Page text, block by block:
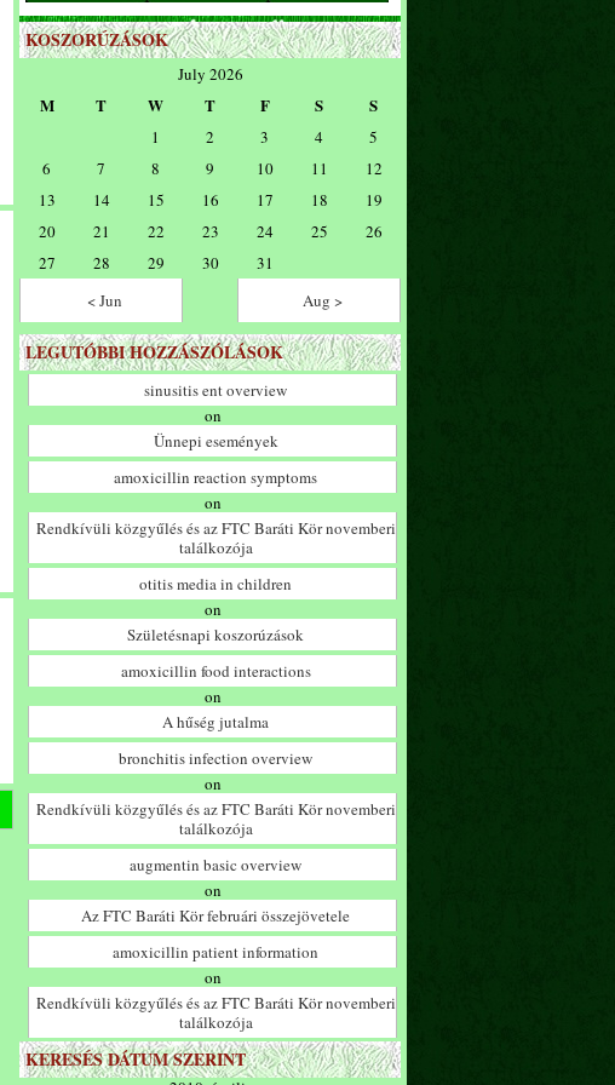
KOSZORÚZÁSOK
July 2026
M T W T F S S
1 2 3 4
5
6
7 8 9 10 11
12
13
14 15 16 17 18
19
20
21 22 23 24 25
26
27
28 29 30
31
< Jun
Aug >
LEGUTÓBBI HOZZÁSZÓLÁSOK
sinusitis ent overview
on
Ünnepi események
amoxicillin reaction symptoms
on
Rendkívüli közgyűlés és az FTC Baráti Kör novemberi
találkozója
otitis media in children
on
Születésnapi koszorúzások
amoxicillin food interactions
on
A hűség jutalma
bronchitis infection overview
on
Rendkívüli közgyűlés és az FTC Baráti Kör novemberi
találkozója
augmentin basic overview
on
Az FTC Baráti Kör februári összejövetele
amoxicillin patient information
on
Rendkívüli közgyűlés és az FTC Baráti Kör novemberi
találkozója
KERESÉS DÁTUM SZERINT